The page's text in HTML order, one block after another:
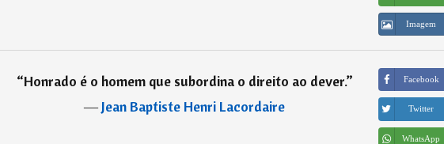
Imagem
“Honrado é o homem que subordina o direito ao dever.”
―Jean Baptiste Henri Lacordaire
Facebook
Twitter
WhatsApp